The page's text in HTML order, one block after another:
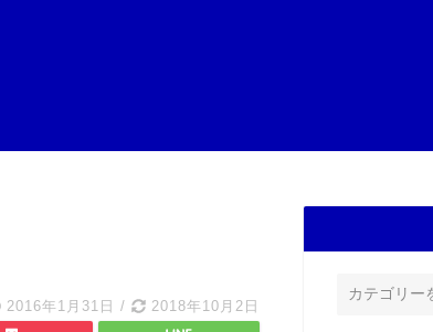
2016年1月31日 / 2018年10月2日